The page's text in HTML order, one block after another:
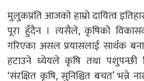
मुलुकप्रति आजको हाम्रो दायित्व
पूरा हुँदैन । त्यसैले, कृषिको
गरिएका असल प्रयासलाई सार्थक
हटाउने ध्येयले कृषि तथा पशुपन्छी
‘संरक्षित कृषि, सुनिश्चित बचत’ भन्ने